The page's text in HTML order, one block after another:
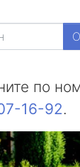
по
16-92.